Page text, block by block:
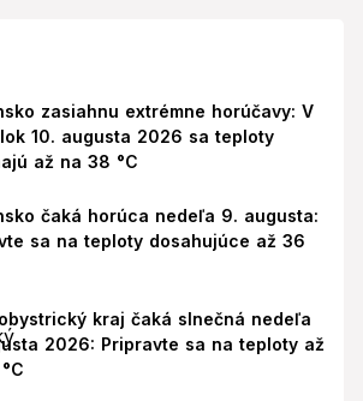
zasiahnu extrémne horúčavy: V
10. augusta 2026 sa teploty
až na 38 °C
čaká horúca nedeľa 9. augusta:
sa na teploty dosahujúce až 36
kraj čaká slnečná nedeľa
2026: Pripravte sa na teploty až